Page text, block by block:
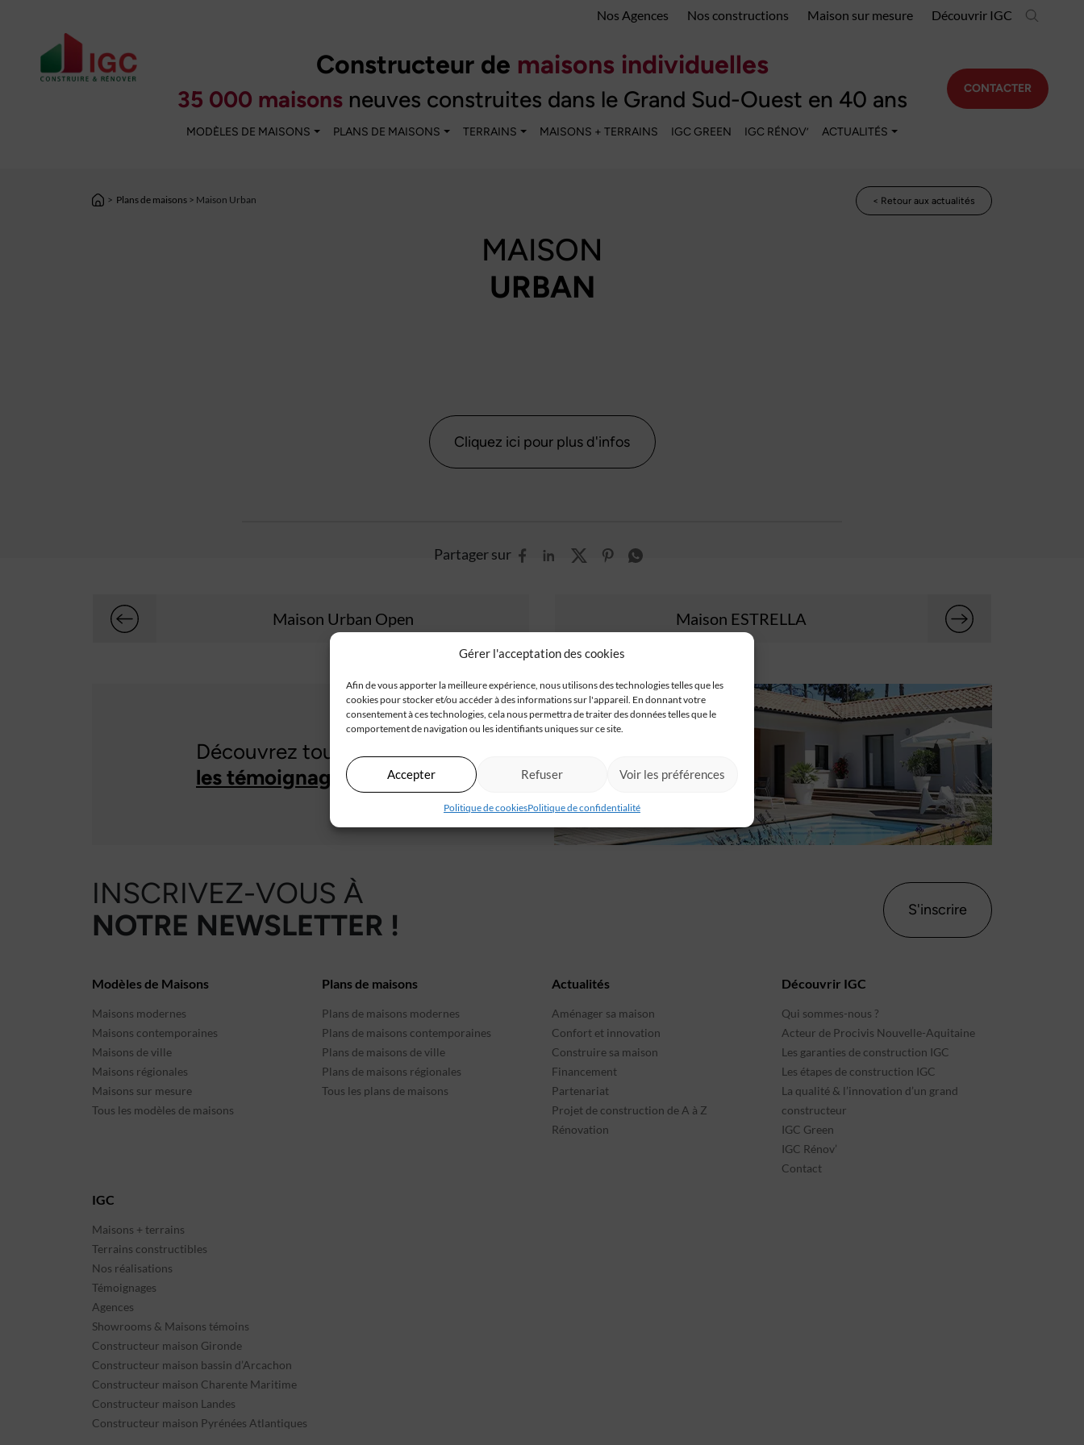
Gérer l'acceptation des cookies
Afin de vous apporter la meilleure expérience, nous utilisons des technologies telles que les
cookies pour stocker et/ou accéder à des informations sur l'appareil. En donnant votre
consentement à ces technologies, cela nous permettra de traiter des données telles que le
comportement de navigation ou les identifiants uniques sur ce site.
Accepter Refuser Voir les préférences
Politique de cookiesPolitique de confidentialité
Nos Agences Nos constructions Maison sur mesure Découvrir IGC
Constructeur de maisons individuelles
35 000 maisonsneuves construites dans le Grand Sud-Ouest en 40 ans
MODÈLES DE MAISONS PLANS DE MAISONS TERRAINS MAISONS + TERRAINS IGC GREEN IGC RÉNOV’ ACTUALITÉS
CONTACTER
> Plans de maisons > Maison Urban < Retour aux actualités
MAISON
URBAN
Cliquez ici pour plus d'infos
Partager sur
Maison Urban Open Maison ESTRELLA
Découvrez tous
les témoignages en video
INSCRIVEZ-VOUS À
NOTRE NEWSLETTER !
S'inscrire
Modèles de Maisons
Maisons modernes
Maisons contemporaines
Maisons de ville
Maisons régionales
Maisons sur mesure
Tous les modèles de maisons
Plans de maisons
Plans de maisons modernes
Plans de maisons contemporaines
Plans de maisons de ville
Plans de maisons régionales
Tous les plans de maisons
Actualités
Aménager sa maison
Confort et innovation
Construire sa maison
Financement
Partenariat
Projet de construction de A à Z
Rénovation
Découvrir IGC
Qui sommes-nous ?
Acteur de Procivis Nouvelle-Aquitaine
Les garanties de construction IGC
Les étapes de construction IGC
La qualité & l’innovation d’un grand
constructeur
IGC Green
IGC Rénov’
Contact
IGC
Maisons + terrains
Terrains constructibles
Nos réalisations
Témoignages
Agences
Showrooms & Maisons témoins
Constructeur maison Gironde
Constructeur maison bassin d’Arcachon
Constructeur maison Charente Maritime
Constructeur maison Landes
Constructeur maison Pyrénées Atlantiques